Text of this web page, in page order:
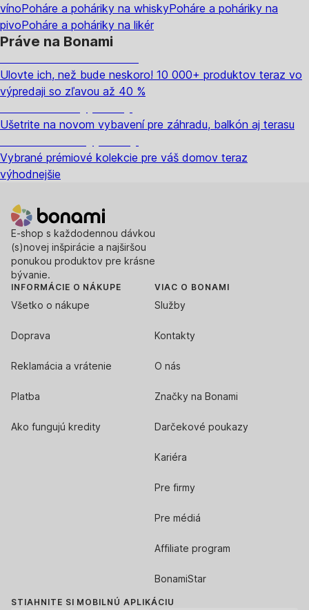
vínoPoháre a poháriky na whiskyPoháre a poháriky na
pivoPoháre a poháriky na likér
Práve na Bonami
Ulovte ich, než bude neskoro! 10 000+ produktov teraz vo
výpredaji so zľavou až 40 %
Ušetrite na novom vybavení pre záhradu, balkón aj terasu
Vybrané prémiové kolekcie pre váš domov teraz
výhodnejšie
E-shop s každodennou dávkou
(s)novej inšpirácie a najširšou
ponukou produktov pre krásne
bývanie.
INFORMÁCIE O NÁKUPE
Všetko o nákupe
Doprava
Reklamácia a vrátenie
Platba
Ako fungujú kredity
VIAC O BONAMI
Služby
Kontakty
O nás
Značky na Bonami
Darčekové poukazy
Kariéra
Pre firmy
Pre médiá
Affiliate program
BonamiStar
STIAHNITE SI MOBILNÚ APLIKÁCIU